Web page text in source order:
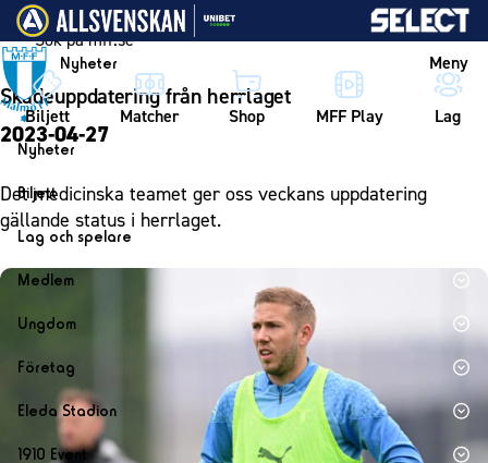
Vidare till innehållet
Nyheter Meny
Biljett Matcher Shop MFF Play Lag
Nyheter
Nyheter
Kalender
Biljett
Biljett
Mitt MFF
Biljetter till bortamatcher
Biljettvillkor
Lag och spelare
Lag
Spelare
Ledarstab
Damlaget
Spelare
Medlem
Medlemskap i Malmö FF
Ungdom
MFF Ungdom
Sommarfotboll
Skånecupen
Företag
Bli företagspartner
Nätverket
Eleda Stadion
Eleda Stadion
1910 Event
Skadeuppdatering från herrlaget
2023-04-27
Det medicinska teamet ger oss veckans uppdatering
gällande status i herrlaget.